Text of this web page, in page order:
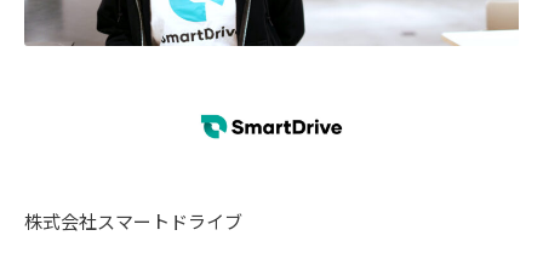
株式会社スマートドライブ